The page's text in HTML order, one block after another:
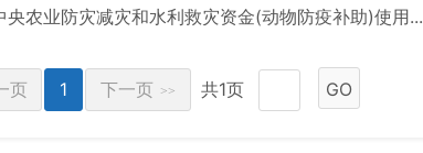
农业防灾减灾和水利救灾资金(动物防疫补助)使用...
页 1 下一页 >> 共1页 GO